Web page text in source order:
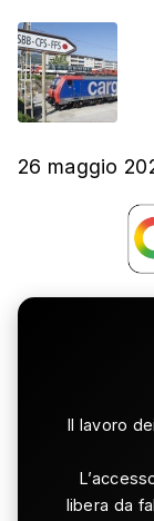
26 maggio
Il lavoro
libera da